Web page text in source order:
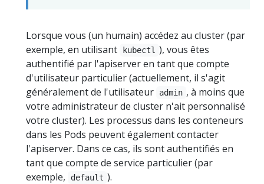
Lorsque vous (un humain) accédez au cluster (par
exemple, en utilisant
kubectl ), vous êtes
authentifié par l'apiserver en tant que compte
d'utilisateur particulier (actuellement, il s'agit
généralement de l'utilisateur
admin , à moins que
votre administrateur de cluster n'ait personnalisé
votre cluster). Les processus dans les conteneurs
dans les Pods peuvent également contacter
l'apiserver. Dans ce cas, ils sont authentifiés en
tant que compte de service particulier (par
exemple,
default ).